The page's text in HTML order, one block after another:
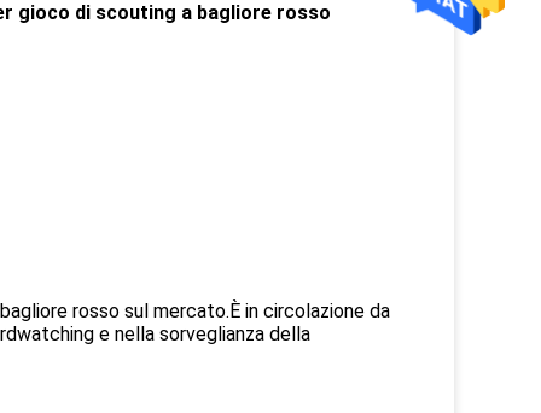
gioco di scouting a bagliore rosso
rosso sul mercato.È in circolazione da
e nella sorveglianza della